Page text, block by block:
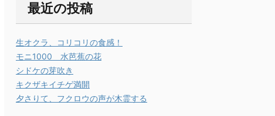
最近の投稿
生オクラ、コリコリの食感！
モニ1000 水芭蕉の花
シドケの芽吹き
キクザキイチゲ満開
夕さりて、フクロウの声が木霊する